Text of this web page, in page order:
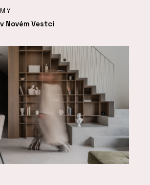
Novém Vestci